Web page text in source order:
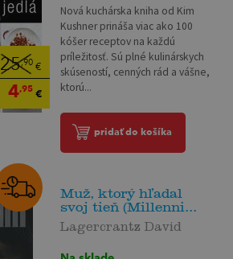
25,90€
4,95€
Nová kuchárska kniha od Kim
Kushner prináša viac ako 100
kóšer receptov na každú
príležitosť. Sú plné kulinárskych
skúseností, cenných rád a vášne,
ktorú...
pridať do košíka
Muž, ktorý hľadal
svoj tieň (Millenni...
Lagercrantz David